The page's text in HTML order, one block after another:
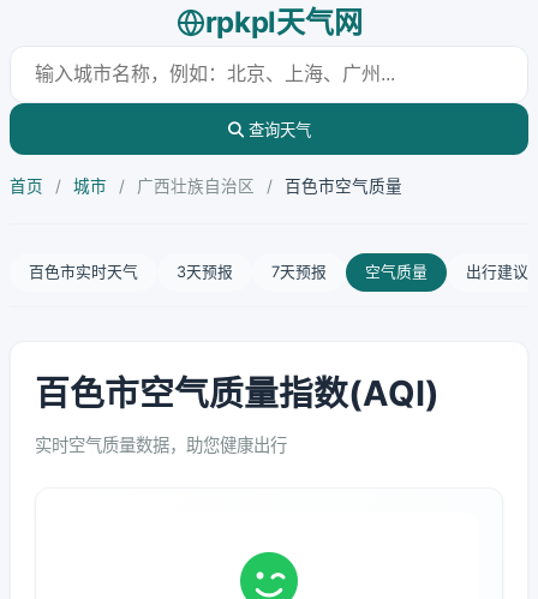
rpkpl天气网
查询天气
首页 / 城市 / 广西壮族自治区 / 百色市空气质量
百色市实时天气 3天预报 7天预报 空气质量 出行建议
百色市空气质量指数(AQI)
实时空气质量数据，助您健康出行